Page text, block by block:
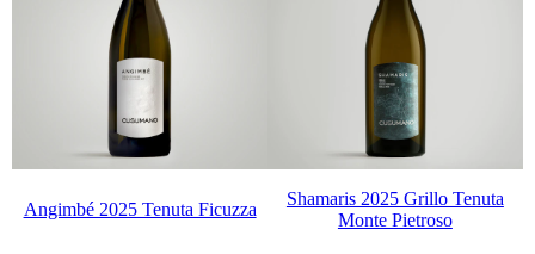
Angimbé 2025 Tenuta Ficuzza
Shamaris 2025 Grillo Tenuta
Monte Pietroso